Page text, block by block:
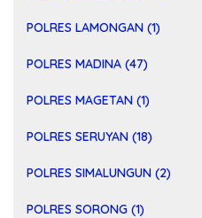
POLRES LAMONGAN (1)
POLRES MADINA (47)
POLRES MAGETAN (1)
POLRES SERUYAN (18)
POLRES SIMALUNGUN (2)
POLRES SORONG (1)